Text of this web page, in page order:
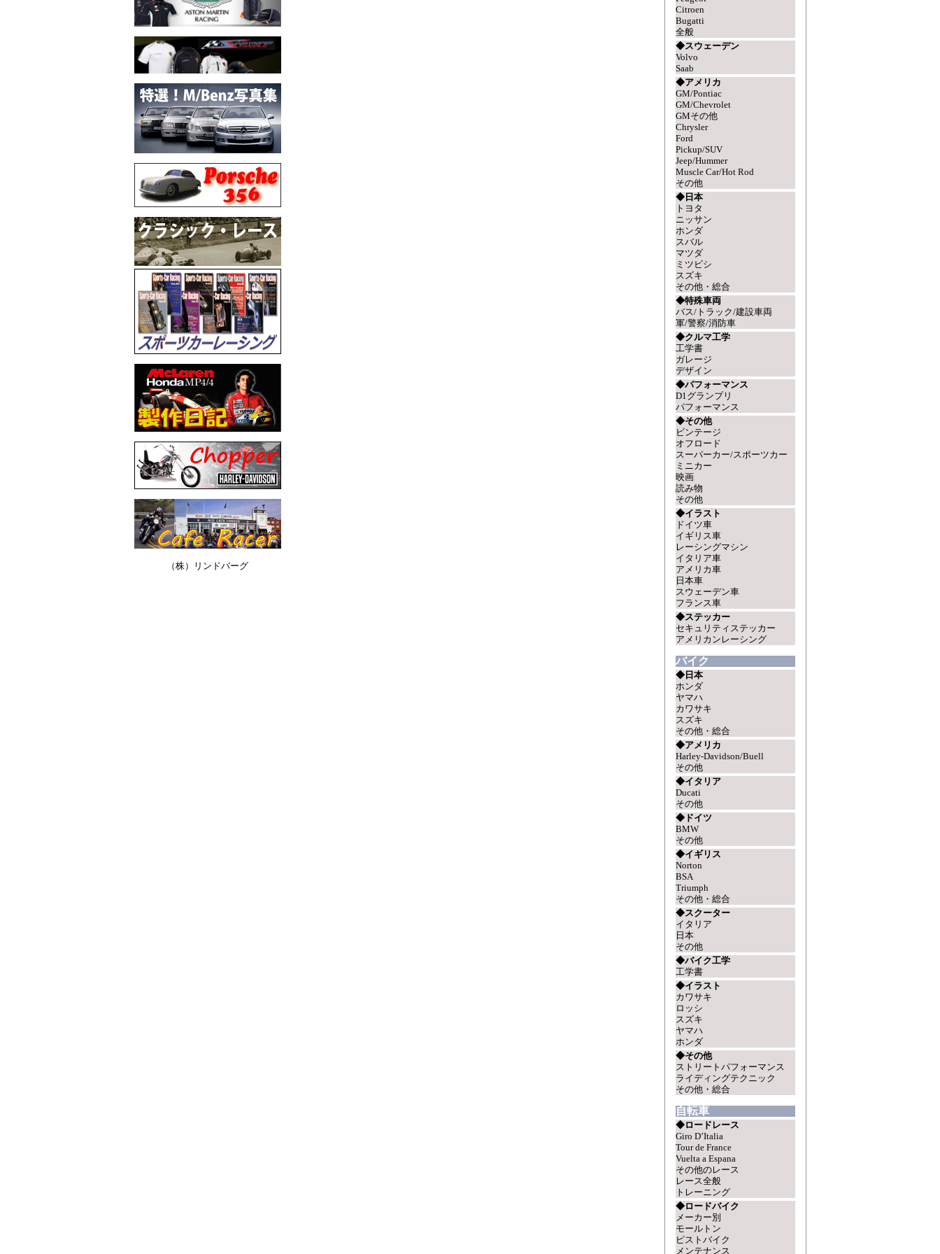
（株）リンドバーグ
Citroen
Bugatti
全般
◆スウェーデン
Volvo
Saab
◆アメリカ
GM/Pontiac
GM/Chevrolet
GMその他
Chrysler
Ford
Pickup/SUV
Jeep/Hummer
Muscle Car/Hot Rod
その他
◆日本
トヨタ
ニッサン
ホンダ
スバル
マツダ
ミツビシ
スズキ
その他・総合
◆特殊車両
バス/トラック/建設車両
軍/警察/消防車
◆クルマ工学
工学書
ガレージ
デザイン
◆パフォーマンス
D1グランプリ
パフォーマンス
◆その他
ビンテージ
オフロード
スーパーカー/スポーツカー
ミニカー
映画
読み物
その他
◆イラスト
ドイツ車
イギリス車
レーシングマシン
イタリア車
アメリカ車
日本車
スウェーデン車
フランス車
◆ステッカー
セキュリティステッカー
アメリカンレーシング
バイク
◆日本
ホンダ
ヤマハ
カワサキ
スズキ
その他・総合
◆アメリカ
Harley-Davidson/Buell
その他
◆イタリア
Ducati
その他
◆ドイツ
BMW
その他
◆イギリス
Norton
BSA
Triumph
その他・総合
◆スクーター
イタリア
日本
その他
◆バイク工学
工学書
◆イラスト
カワサキ
ロッシ
スズキ
ヤマハ
ホンダ
◆その他
ストリートパフォーマンス
ライディングテクニック
その他・総合
自転車
◆ロードレース
Giro D’Italia
Tour de France
Vuelta a Espana
その他のレース
レース全般
トレーニング
◆ロードバイク
メーカー別
モールトン
ピストバイク
メンテナンス